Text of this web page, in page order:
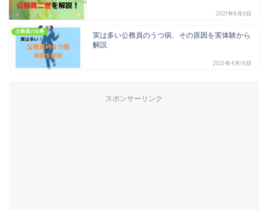
2021年8月6日
公務員の仕事
実は多い公務員のうつ病、その原因を実体験から
解説
2021年4月16日
スポンサーリンク